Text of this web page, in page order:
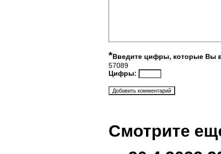
*Введите цифры, которые Вы
57089
Цифры:
Смотрите